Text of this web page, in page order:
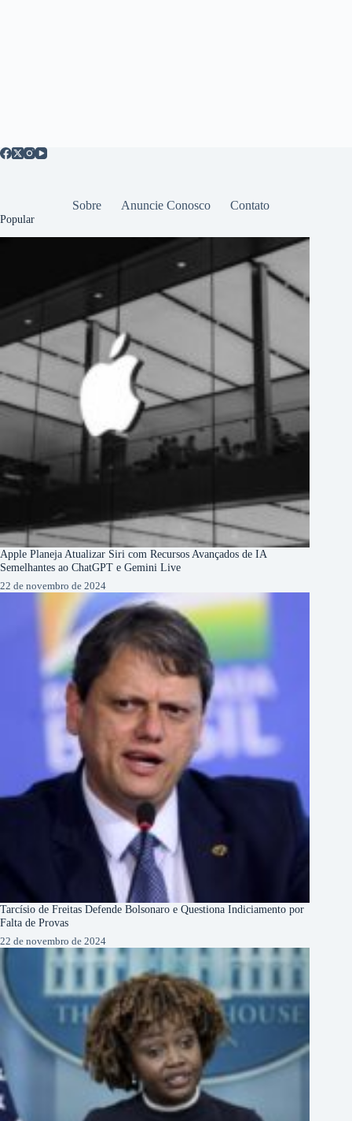
Sobre Anuncie Conosco Contato
Popular
Apple Planeja Atualizar Siri com Recursos Avançados de IA
Semelhantes ao ChatGPT e Gemini Live
22 de novembro de 2024
Tarcísio de Freitas Defende Bolsonaro e Questiona Indiciamento por
Falta de Provas
22 de novembro de 2024